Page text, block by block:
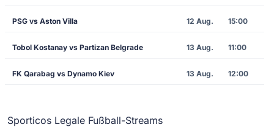
PSG vs Aston Villa 12 Aug. 15:00
Tobol Kostanay vs Partizan Belgrade 13 Aug. 11:00
FK Qarabag vs Dynamo Kiev 13 Aug. 12:00
Sporticos Legale Fußball-Streams